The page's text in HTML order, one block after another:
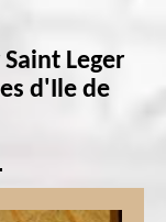
Leger
d'Ile de